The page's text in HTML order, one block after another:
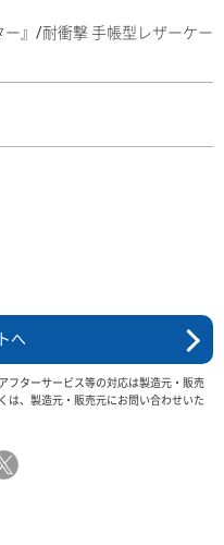
ー』/耐衝撃 手帳型レザーケー
へ
フターサービス等の対応は製造元・販売
は、製造元・販売元にお問い合わせいた